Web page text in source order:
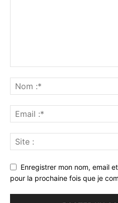
Enregistrer mon nom, email
pour la prochaine fois que je